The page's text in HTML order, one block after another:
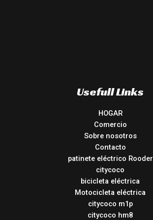
Usefull Links
HOGAR
Comercio
Sobre nosotros
Contacto
patinete eléctrico Rooder
citycoco
bicicleta eléctrica
Motocicleta eléctrica
citycoco m1p
citycoco hm8